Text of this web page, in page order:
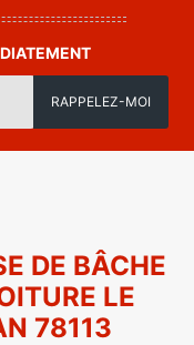
DE BÂCHE
LE
78113